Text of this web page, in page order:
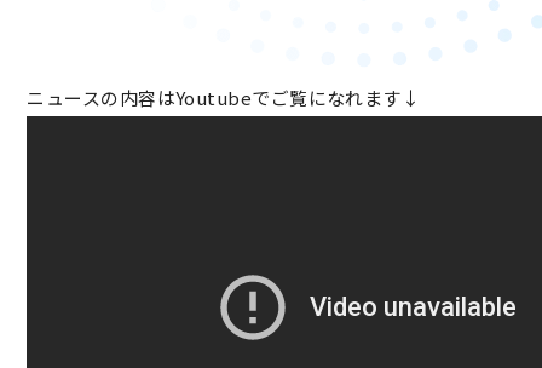
ニュースの内容はYoutubeでご覧になれます↓